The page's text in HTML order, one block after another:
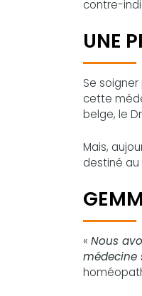
contre-
UNE
Se
cette
belge, le
Mais,
destiné
« Nous
médecine